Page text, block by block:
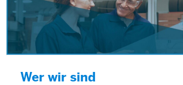
Wer wir sind